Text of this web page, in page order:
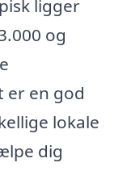
ligger
og
er en god
lokale
dig